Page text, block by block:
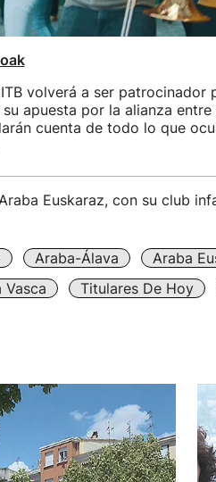
volverá a ser patrocinador
apuesta por la alianza
cuenta de todo lo que
Euskaraz, con su club
Araba-Álava
Araba
Vasca
Titulares De Hoy